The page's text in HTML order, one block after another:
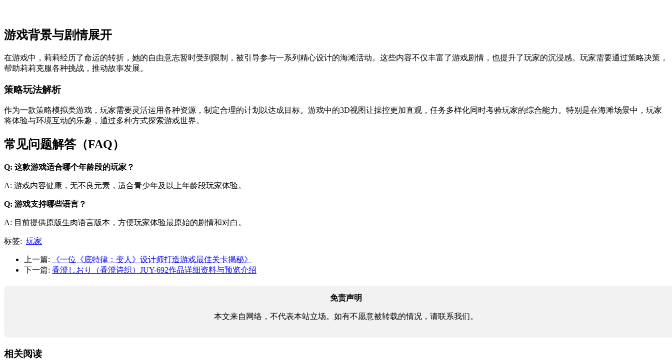
游戏背景与剧情展开
在游戏中，莉莉经历了命运的转折，她的自由意志暂时受到限制，被引导参与一系列精心设计的海滩活动。这些内容不仅丰富了游戏剧情，也提升了玩家的沉浸感。玩家需要通过策略决策，
帮助莉莉克服各种挑战，推动故事发展。
策略玩法解析
作为一款策略模拟类游戏，玩家需要灵活运用各种资源，制定合理的计划以达成目标。游戏中的3D视图让操控更加直观，任务多样化同时考验玩家的综合能力。特别是在海滩场景中，玩家
将体验与环境互动的乐趣，通过多种方式探索游戏世界。
常见问题解答（FAQ）
Q: 这款游戏适合哪个年龄段的玩家？
A: 游戏内容健康，无不良元素，适合青少年及以上年龄段玩家体验。
Q: 游戏支持哪些语言？
A: 目前提供原版生肉语言版本，方便玩家体验最原始的剧情和对白。
标签: 玩家
上一篇:
《一位《底特律：变人》设计师打造游戏最佳关卡揭秘》
下一篇: 香澄しおり（香澄诗织）JUY-692作品详细资料与预览介绍
免责声明
本文来自网络，不代表本站立场。如有不愿意被转载的情况，请联系我们。
相关阅读